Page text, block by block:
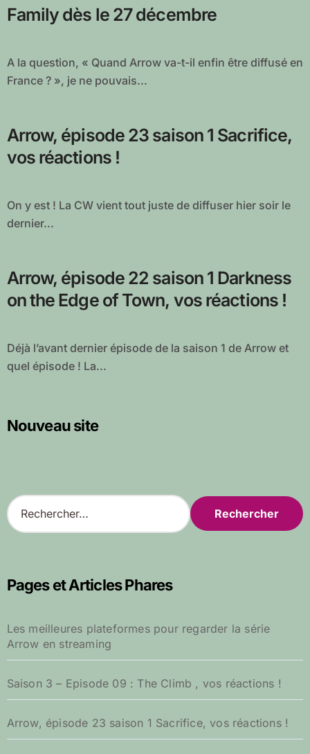
Family dès le 27 décembre
A la question, « Quand Arrow va-t-il enfin être diffusé en
France ? », je ne pouvais...
Arrow, épisode 23 saison 1 Sacrifice,
vos réactions !
On y est ! La CW vient tout juste de diffuser hier soir le
dernier...
Arrow, épisode 22 saison 1 Darkness
on the Edge of Town, vos réactions !
Déjà l’avant dernier épisode de la saison 1 de Arrow et
quel épisode ! La...
Nouveau site
R
e
c
r
c
e
r
Pages et Articles Phares
Les meilleures plateformes pour regarder la série
Arrow en streaming
Saison 3 – Episode 09 : The Climb , vos réactions !
Arrow, épisode 23 saison 1 Sacrifice, vos réactions !